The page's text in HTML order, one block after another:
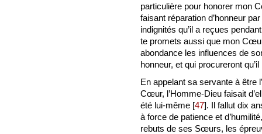
particulière pour honorer mon
faisant réparation d’honneur
indignités qu’il a reçues
te promets aussi que mon
abondance les influences de
honneur, et qui procureront
En appelant sa servante à être
Cœur, l’Homme-Dieu faisait
été lui-même [47]. Il fallut dix
à force de patience et
rebuts de ses Sœurs, les